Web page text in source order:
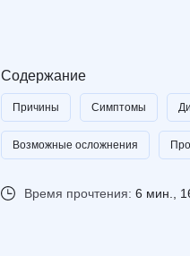
Клиника сахарного диабета
Колопроктология
Косметология
Маммология
Содержание
Причины Симптомы
Возможные осложнения
Время прочтения: 6 мин.,